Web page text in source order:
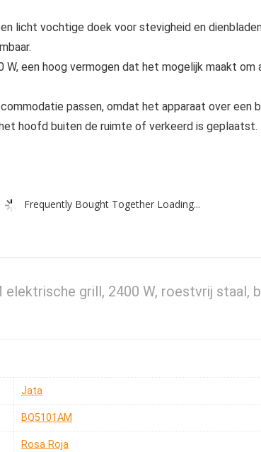
licht vochtige doek voor stevigheid en
W, een hoog vermogen dat het mogelijk maakt
passen, omdat het apparaat over een
hoofd buiten de ruimte of verkeerd is geplaatst.
Frequently Bought Together Loading...
elektrische grill, 2400 W, roestvrij staal,
‎Jata
‎BQ5101AM
‎Rosa Roja